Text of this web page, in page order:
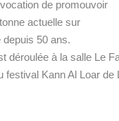
de promouvoir
actuelle sur
depuis 50 ans.
déroulée à la salle Le
Kann Al Loar